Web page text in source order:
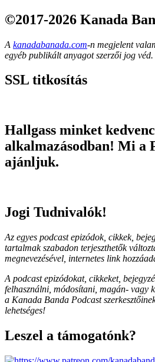
©2017-2026 Kanada
A kanadabanada.com-n megjelent
egyéb publikált anyagot szerzői jog véd.
SSL titkosítás
Hallgass minket
alkalmazásodban! Mi a
ajánljuk.
Jogi Tudnivalók!
Az egyes podcast epizódok, cikkek,
tartalmak szabadon terjeszthetők
megnevezésével, internetes link
A podcast epizódokat, cikkeket,
felhasználni, módosítani, magán- vagy
a Kanada Banda Podcast
lehetséges!
Leszel a támogatónk?